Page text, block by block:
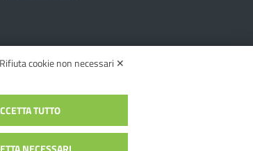
Univoco: UFYI9M
Rifiuta cookie non necessari ✕
TUTTO